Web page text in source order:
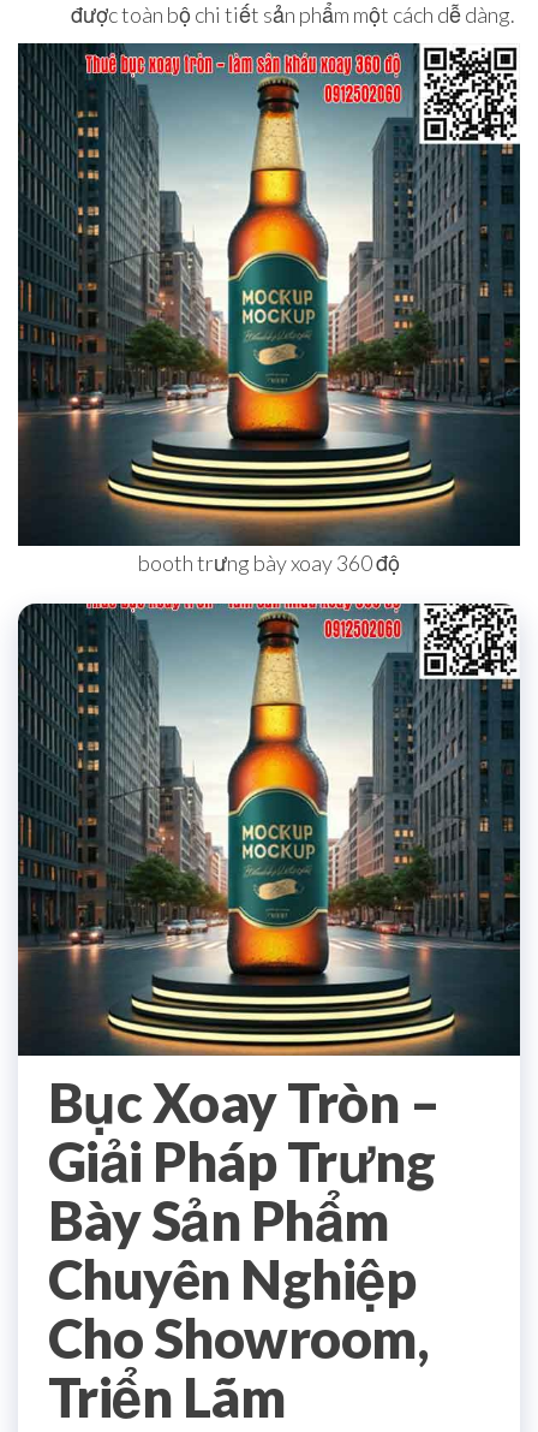
được toàn bộ chi tiết sản phẩm một cách dễ dàng.
booth trưng bày xoay 360 độ
Bục Xoay Tròn –
Giải Pháp Trưng
Bày Sản Phẩm
Chuyên Nghiệp
Cho Showroom,
Triển Lãm